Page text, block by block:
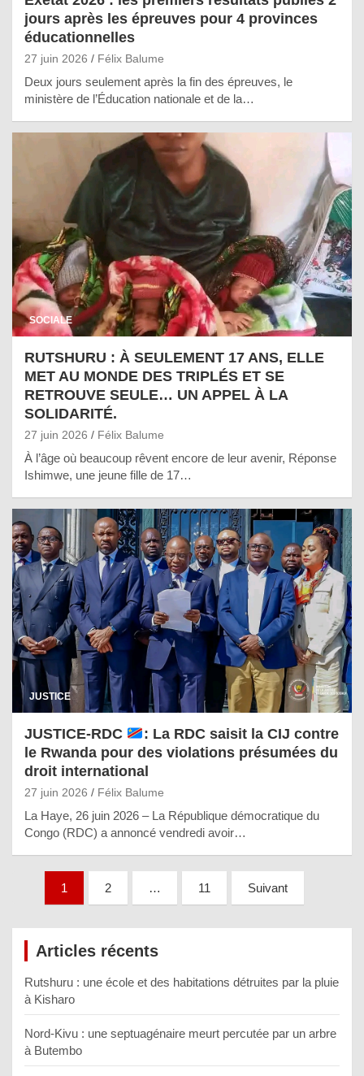
jours après les épreuves pour 4 provinces
éducationnelles
27 juin 2026 Félix Balume
Deux jours seulement après la fin des épreuves, le
ministère de l’Éducation nationale et de la…
SOCIALE
RUTSHURU : À SEULEMENT 17 ANS, ELLE
MET AU MONDE DES TRIPLÉS ET SE
RETROUVE SEULE… UN APPEL À LA
SOLIDARITÉ.
27 juin 2026 Félix Balume
À l’âge où beaucoup rêvent encore de leur avenir, Réponse
Ishimwe, une jeune fille de 17…
JUSTICE
JUSTICE-RDC
: La RDC saisit la CIJ contre
le Rwanda pour des violations présumées du
droit international
27 juin 2026 Félix Balume
La Haye, 26 juin 2026 – La République démocratique du
Congo (RDC) a annoncé vendredi avoir…
Pagination
publications
1 2 … 11 Suivant
Articles récents
Rutshuru : une école et des habitations détruites par la pluie
à Kisharo
Nord-Kivu : une septuagénaire meurt percutée par un arbre
à Butembo